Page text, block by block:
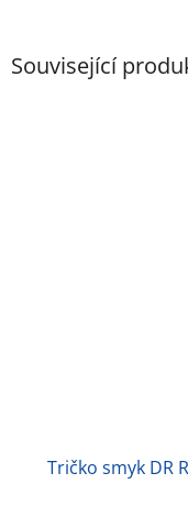
Související
Tričko smyk DR